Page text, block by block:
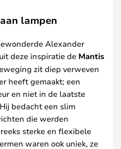
lampen
Alexander
deze inspiratie de Mantis
zit diep verweven
heeft gemaakt; een
en niet in de laatste
bedacht een slim
die werden
sterke en flexibele
waren ook uniek, ze